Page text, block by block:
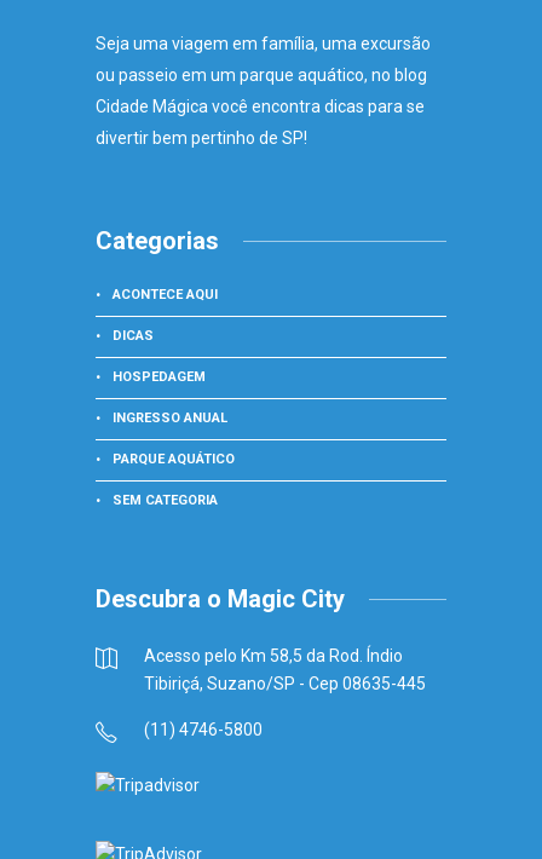
Seja uma viagem em família, uma excursão
ou passeio em um parque aquático, no blog
Cidade Mágica você encontra dicas para se
divertir bem pertinho de SP!
Categorias
ACONTECE AQUI
DICAS
HOSPEDAGEM
INGRESSO ANUAL
PARQUE AQUÁTICO
SEM CATEGORIA
Descubra o Magic City
Acesso pelo Km 58,5 da Rod. Índio
Tibiriçá, Suzano/SP - Cep 08635-445
(11) 4746-5800